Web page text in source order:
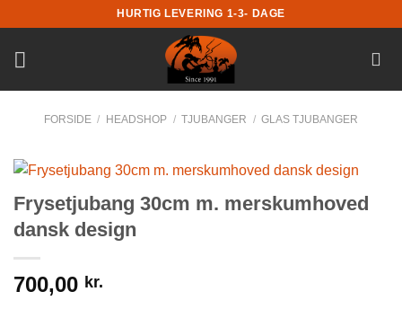
til
indhold
HURTIG LEVERING 1-3- DAGE
FORSIDE / HEADSHOP / TJUBANGER / GLAS TJUBANGER
Frysetjubang 30cm m. merskumhoved
dansk design
700,00 kr.